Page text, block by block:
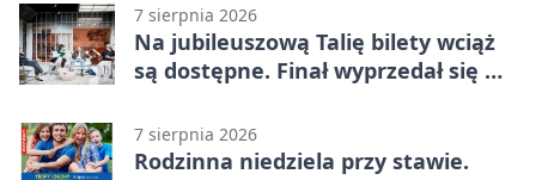
7 sierpnia 2026
Na jubileuszową Talię bilety wciąż
są dostępne. Finał wyprzedał się w
7 sierpnia 2026
Rodzinna niedziela przy stawie.